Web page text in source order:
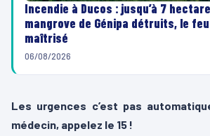
Incendie à Ducos : jusqu’à 7
mangrove de Génipa détruits, le
maîtrisé
06/08/2026
Les urgences c’est pas
médecin, appelez le 15 !